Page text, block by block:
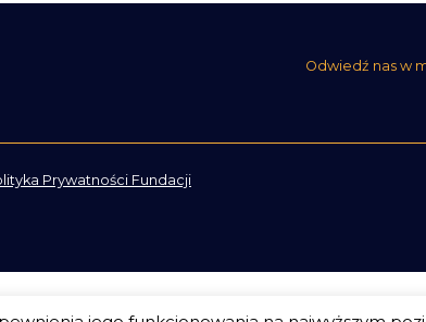
Odwiedź nas w
Prywatności Fundacji